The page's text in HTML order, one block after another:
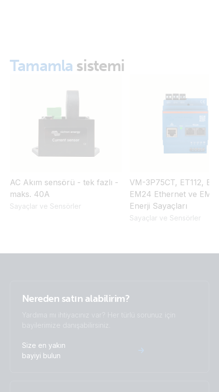
Tamamla sistemi
AC Akım sensörü - tek fazlı -
maks. 40A
Sayaçlar ve Sensörler
VM-3P75CT, ET112,
EM24 Ethernet ve
Enerji Sayaçları
Sayaçlar ve Sensörler
Nereden satın alabilirim?
Yardıma mı ihtiyacınız var? Her türlü sorunuz için
bayilerimize danışabilirsiniz.
Size en yakın
bayiyi bulun